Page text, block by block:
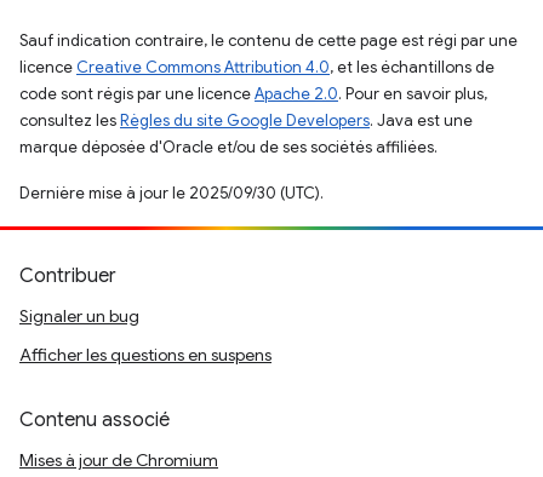
Sauf indication contraire, le contenu de cette page est régi par une
licence Creative Commons Attribution 4.0, et les échantillons de
code sont régis par une licenceApache 2.0. Pour en savoir plus,
consultez lesRègles du site Google Developers. Java est une
marque déposée d'Oracle et/ou de ses sociétés affiliées.
Dernière mise à jour le 2025/09/30 (UTC).
Contribuer
Signaler un bug
Afficher les questions en suspens
Contenu associé
Mises à jour de Chromium